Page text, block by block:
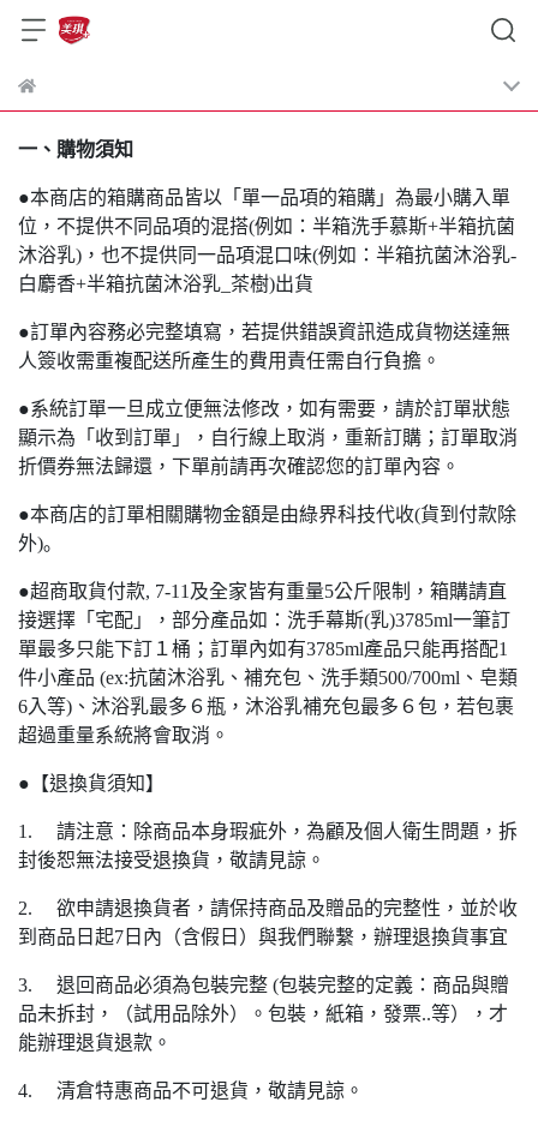
一、購物須知
●本商店的箱購商品皆以「單一品項的箱購」為最小購入單
位，不提供不同品項的混搭(例如：半箱洗手慕斯+半箱抗菌
沐浴乳)，也不提供同一品項混口味(例如：半箱抗菌沐浴乳-
白麝香+半箱抗菌沐浴乳_茶樹)出貨
●訂單內容務必完整填寫，若提供錯誤資訊造成貨物送達無
人簽收需重複配送所產生的費用責任需自行負擔。
●系統訂單一旦成立便無法修改，如有需要，請於訂單狀態
顯示為「收到訂單」，自行線上取消，重新訂購；訂單取消
折價券無法歸還，下單前請再次確認您的訂單內容。
●本商店的訂單相關購物金額是由綠界科技代收(貨到付款除
外)｡
●超商取貨付款, 7-11及全家皆有重量5公斤限制，箱購請直
接選擇「宅配」，部分產品如：洗手幕斯(乳)3785ml一筆訂
單最多只能下訂１桶；訂單內如有3785ml產品只能再搭配1
件小產品 (ex:抗菌沐浴乳、補充包、洗手類500/700ml、皂類
6入等)、沐浴乳最多６瓶，沐浴乳補充包最多６包，若包裹
超過重量系統將會取消。
●【退換貨須知】
1. 請注意：除商品本身瑕疵外，為顧及個人衛生問題，拆
封後恕無法接受退換貨，敬請見諒。
2. 欲申請退換貨者，請保持商品及贈品的完整性，並於收
到商品日起7日內（含假日）與我們聯繫，辦理退換貨事宜
3. 退回商品必須為包裝完整 (包裝完整的定義：商品與贈
品未拆封，（試用品除外）。包裝，紙箱，發票..等），才
能辦理退貨退款。
4. 清倉特惠商品不可退貨，敬請見諒。